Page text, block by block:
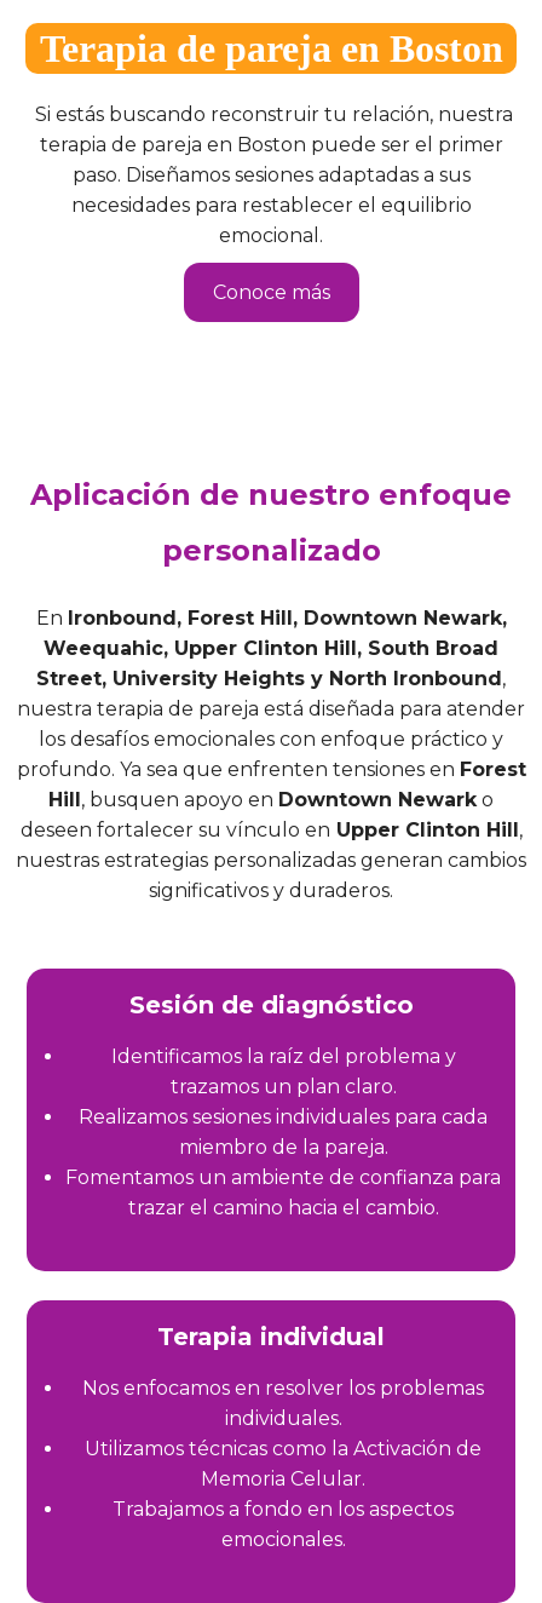
Terapia de pareja en Boston
Si estás buscando reconstruir tu relación, nuestra
terapia de pareja en Boston puede ser el primer
paso. Diseñamos sesiones adaptadas a sus
necesidades para restablecer el equilibrio
emocional.
Conoce más
Aplicación de nuestro enfoque
personalizado
En Ironbound, Forest Hill, Downtown Newark,
Weequahic, Upper Clinton Hill, South Broad
Street, University Heights y North Ironbound,
nuestra terapia de pareja está diseñada para atender
los desafíos emocionales con enfoque práctico y
profundo. Ya sea que enfrenten tensiones en Forest
Hill, busquen apoyo en Downtown Newarko
deseen fortalecer su vínculo en Upper Clinton Hill,
nuestras estrategias personalizadas generan cambios
significativos y duraderos.
Sesión de diagnóstico
Identificamos la raíz del problema y
trazamos un plan claro.
Realizamos sesiones individuales para cada
miembro de la pareja.
Fomentamos un ambiente de confianza para
trazar el camino hacia el cambio.
Terapia individual
Nos enfocamos en resolver los problemas
individuales.
Utilizamos técnicas como la Activación de
Memoria Celular.
Trabajamos a fondo en los aspectos
emocionales.